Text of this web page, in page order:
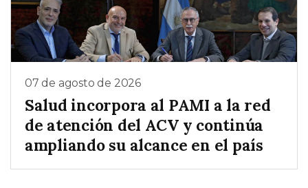
07 de agosto de 2026
Salud incorpora al PAMI a la red
de atención del ACV y continúa
ampliando su alcance en el país